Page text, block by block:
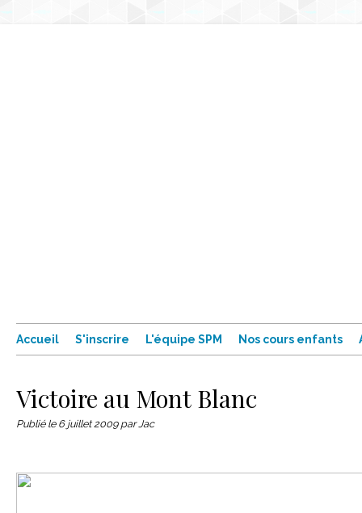
Accueil S'inscrire L'équipe SPM Nos cours enfants
Victoire au Mont Blanc
Publié le 6 juillet 2009 par Jac